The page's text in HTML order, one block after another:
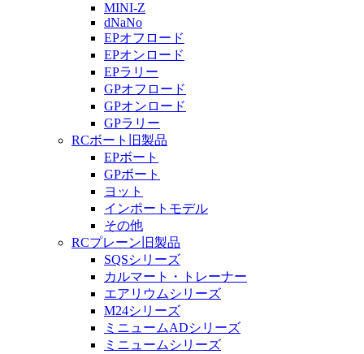
MINI-Z
dNaNo
EPオフロード
EPオンロード
EPラリー
GPオフロード
GPオンロード
GPラリー
RCボート旧製品
EPボート
GPボート
ヨット
インポートモデル
その他
RCプレーン旧製品
SQSシリーズ
カルマート・トレーナー
エアリウムシリーズ
M24シリーズ
ミニュームADシリーズ
ミニュームシリーズ